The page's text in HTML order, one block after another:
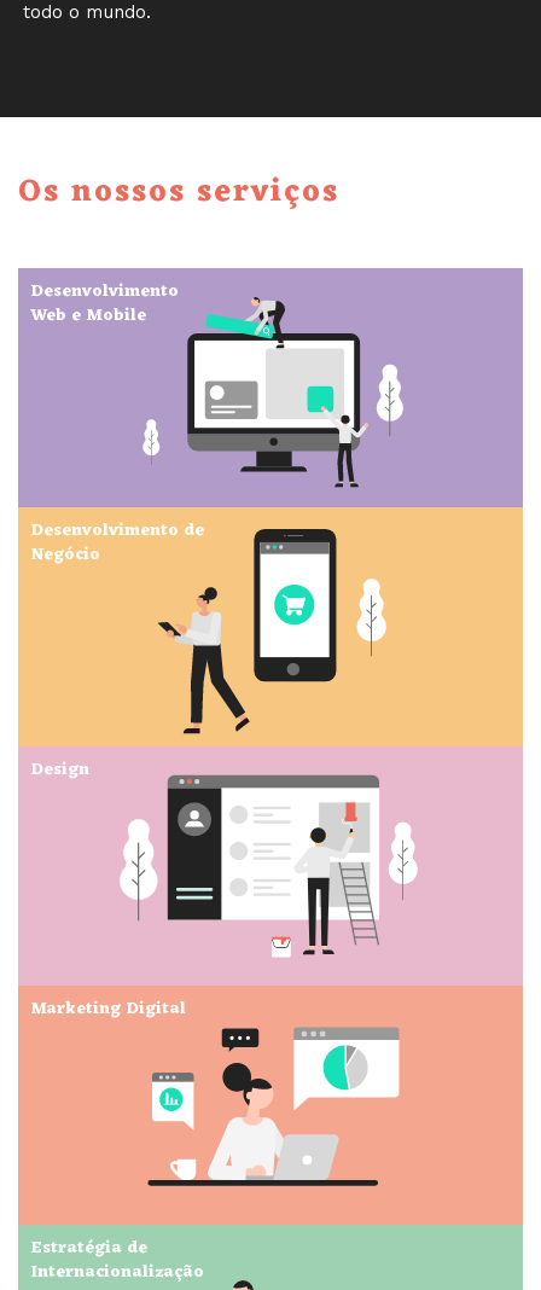
todo o mundo.
Os nossos serviços
Desenvolvimento
Web e Mobile
Desenvolvimento de
Negócio
Design
Marketing Digital
Estratégia de
Internacionalização